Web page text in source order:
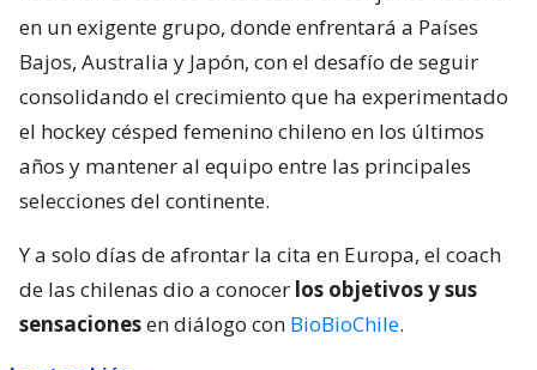
en un exigente grupo, donde enfrentará a Países
Bajos, Australia y Japón, con el desafío de seguir
consolidando el crecimiento que ha experimentado
el hockey césped femenino chileno en los últimos
años y mantener al equipo entre las principales
selecciones del continente.
Y a solo días de afrontar la cita en Europa, el coach
de las chilenas dio a conocer los objetivos y sus
sensacionesen diálogo con BioBioChile.